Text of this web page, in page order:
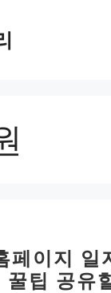
페이지 일
꿀팁 공유